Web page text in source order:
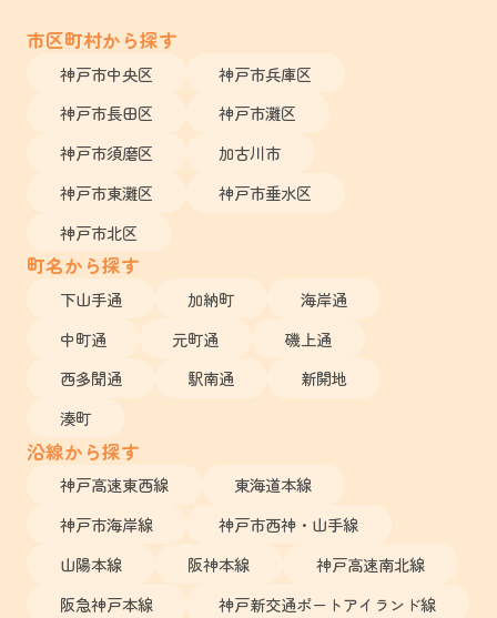
市区町村から探す
神戸市中央区
神戸市兵庫区
神戸市長田区
神戸市灘区
神戸市須磨区
加古川市
神戸市東灘区
神戸市垂水区
神戸市北区
町名から探す
下山手通 加納町
海岸通
中町通
元町通
磯上通
西多聞通
駅南通
新開地
湊町
沿線から探す
神戸高速東西線
東海道本線
神戸市海岸線
神戸市西神・山手線
山陽本線
阪神本線
神戸高速南北線
阪急神戸本線
神戸新交通ポートアイランド線